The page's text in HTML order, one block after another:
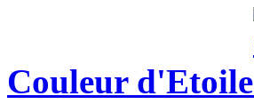
Couleur d'Etoile